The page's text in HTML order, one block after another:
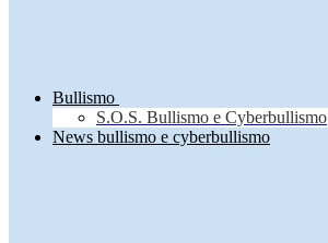
Bullismo
S.O.S. Bullismo e Cyberbullismo
News bullismo e cyberbullismo